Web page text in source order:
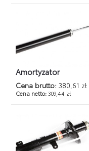
Amortyzator
Cena brutto: 380,61 zł
Cena netto:309,44 zł